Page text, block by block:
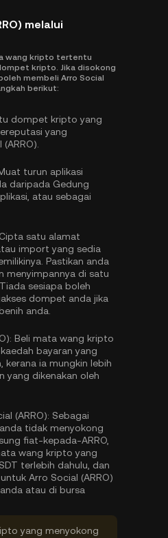
melalui
wang kripto tertentu
kripto. Jika disokong
membeli Arro Social
berikut:
dompet kripto yang
yang
turun aplikasi
daripada Gedung
atau sebagai
Cipta satu alamat
import yang sedia
Pastikan anda
menyimpannya di satu
sesiapa boleh
dompet anda jika
anda.
Beli mata wang kripto
bayaran yang
kerana ia mungkin lebih
yang dikenakan oleh
(ARRO): Sebagai
tidak menyokong
fiat-kepada-ARRO,
wang kripto yang
terlebih dahulu, dan
Arro Social (ARRO)
atau di bursa
yang menyokong